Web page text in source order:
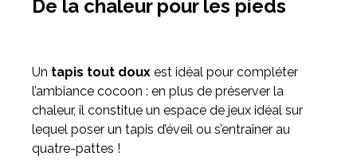
De la chaleur pour les pieds
Un tapis tout doux est idéal pour compléter
l’ambiance cocoon : en plus de préserver la
chaleur, il constitue un espace de jeux idéal sur
lequel poser un tapis d’éveil ou s’entraîner au
quatre-pattes !